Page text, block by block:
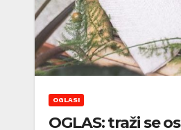
OGLASI
OGLAS: traži se